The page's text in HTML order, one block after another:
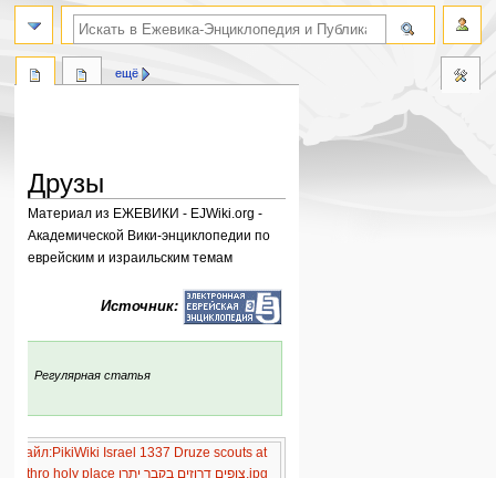
Друзы
Материал из ЕЖЕВИКИ - EJWiki.org -
Академической Вики-энциклопедии по
еврейским и израильским темам
Источник:
Регулярная статья
Файл:PikiWiki Israel 1337 Druze scouts at
jethro holy place צופים דרוזים בקבר יתרו.jpg
ещё
поиск по словам